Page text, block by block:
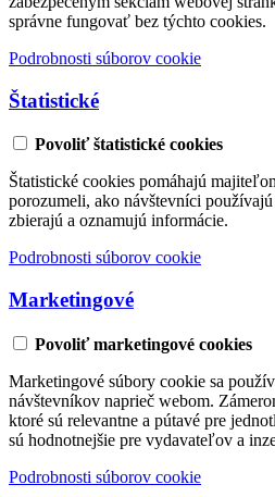
správne fungovať bez týchto cookies.
Podrobnosti súborov cookie
Štatistické
Povoliť štatistické cookies
Štatistické cookies pomáhajú
porozumeli, ako návštevníci
zbierajú a oznamujú informácie.
Podrobnosti súborov cookie
Marketingové
Povoliť marketingové cookies
Marketingové súbory cookie sa
návštevníkov naprieč webom.
ktoré sú relevantne a pútavé pre
sú hodnotnejšie pre vydavateľov a
Podrobnosti súborov cookie